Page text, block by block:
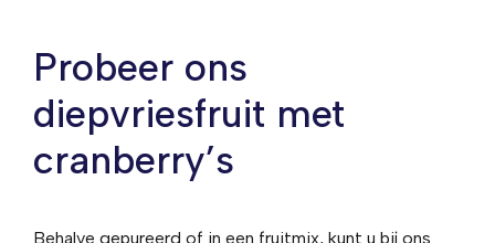
Probeer ons
diepvriesfruit met
cranberry’s
Behalve gepureerd of in een fruitmix, kunt u bij ons